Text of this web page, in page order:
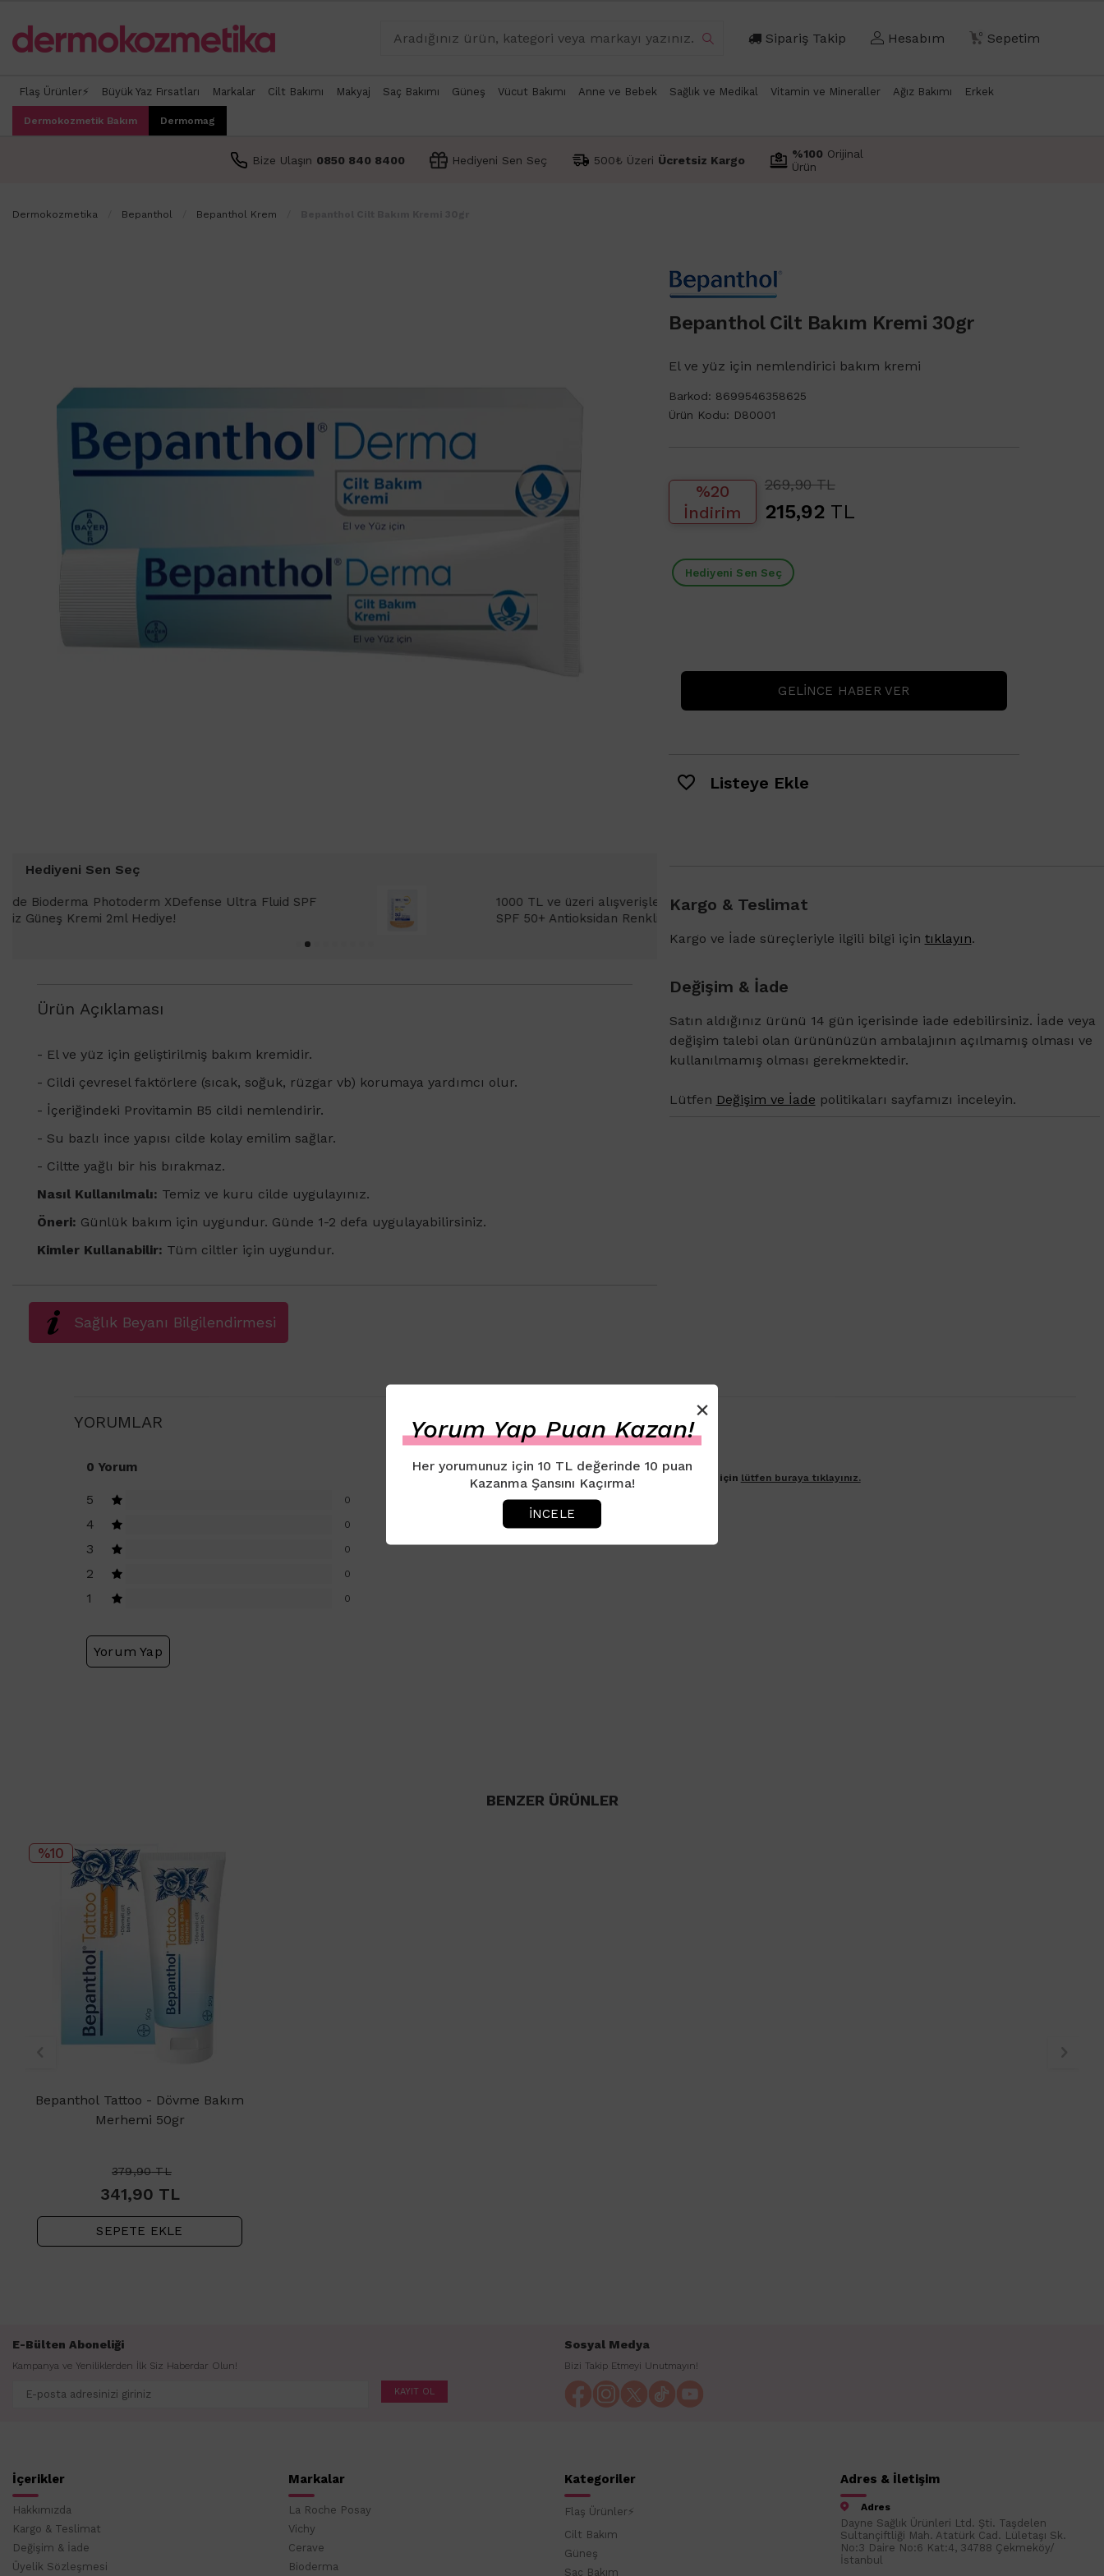
Sipariş Takip Hesabım 0 Sepetim
Flaş Ürünler⚡ Büyük Yaz Fırsatları Markalar Cilt Bakımı Makyaj Saç Bakımı Güneş Vücut Bakımı Anne ve Bebek Sağlık ve Medikal Vitamin ve Mineraller Ağız Bakımı Erkek
Dermokozmetik Bakım Dermomag
Bize Ulaşın 0850 840 8400 Hediyeni Sen Seç 500₺ Üzeri Ücretsiz Kargo %100 Orijinal
Ürün
Dermokozmetika Bepanthol Bepanthol Krem
Bepanthol Cilt Bakım Kremi 30gr
El ve yüz için nemlendirici bakım kremi
Barkod: 8699546358625
Ürün Kodu: D80001
%20
İndirim
269,90 TL
215,92 TL
Hediyeni Sen Seç
GELINCE HABER VER
Listeye Ekle
Hediyeni Sen Seç
1000 TL ve üzeri alışverişlerinizde Bioderma Photoderm XDefense Ultra Fluid
SPF 50+ Antioksidan Renkli Güneş Kremi Light 2ml hediye!
1500 TL ve üzeri alışverişlerinizde Vichy Dercos
Ürün Açıklaması
- El ve yüz için geliştirilmiş bakım kremidir.
- Cildi çevresel faktörlere (sıcak, soğuk, rüzgar vb) korumaya yardımcı olur.
- İçeriğindeki Provitamin B5 cildi nemlendirir.
- Su bazlı ince yapısı cilde kolay emilim sağlar.
- Ciltte yağlı bir his bırakmaz.
Nasıl Kullanılmalı: Temiz ve kuru cilde uygulayınız.
Öneri: Günlük bakım için uygundur. Günde 1-2 defa uygulayabilirsiniz.
Kimler Kullanabilir: Tüm ciltler için uygundur.
Sağlık Beyanı Bilgilendirmesi
Kargo & Teslimat
Kargo ve İade süreçleriyle ilgili bilgi için tıklayın.
Değişim & İade
Satın aldığınız ürünü 14 gün içerisinde iade edebilirsiniz. İade veya
değişim talebi olan ürününüzün ambalajının açılmamış olması ve
kullanılmamış olması gerekmektedir.
Lütfen Değişim ve İade politikaları sayfamızı inceleyin.
YORUMLAR
0 Yorum
5 0
4 0
3 0
2 0
1 0
Yorum Yap
Ürün için henüz yorum eklenmemiştir. İlk yorumu yapmak için lütfen buraya tıklayınız.
×
Yorum Yap Puan Kazan!
Her yorumunuz için 10 TL değerinde 10 puan
Kazanma Şansını Kaçırma!
İNCELE
BENZER ÜRÜNLER
%10
Bepanthol Tattoo - Dövme Bakım
Merhemi 50gr
379,90TL
341,90 TL
SEPETE EKLE
E-Bülten Aboneliği
Kampanya ve Yeniliklerden İlk Siz Haberdar Olun!
KAYIT OL
Sosyal Medya
Bizi Takip Etmeyi Unutmayın!
İçerikler
Hakkımızda
Kargo & Teslimat
Değişim & İade
Üyelik Sözleşmesi
Markalar
La Roche Posay
Vichy
Cerave
Bioderma
Kategoriler
Flaş Ürünler⚡
Cilt Bakım
Güneş
Saç Bakım
Adres & İletişim
Adres
Dayne Sağlık Ürünleri Ltd. Şti. Taşdelen
Sultançiftliği Mah. Atatürk Cad. Lületaşı Sk.
No:3 Daire No:6 Kat:4, 34788 Çekmeköy/
İstanbul